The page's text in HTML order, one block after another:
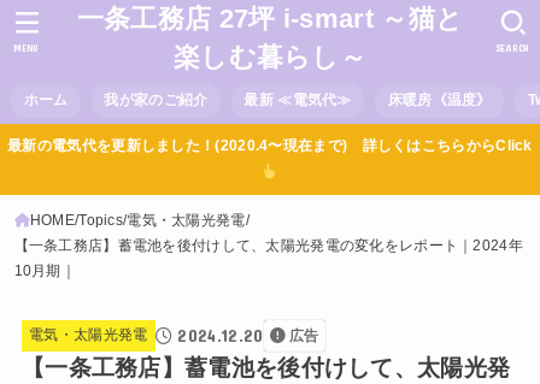
一条工務店 27坪 i-smart ～猫と
楽しむ暮らし～
ホーム 我が家のご紹介 最新 ≪電気代≫ 床暖房《温度》
SEARCH
MENU
最新の電気代を更新しました！(2020.4〜現在まで) 詳しくはこちらからClick
HOME Topics 電気・太陽光発電
【一条工務店】蓄電池を後付けして、太陽光発電の変化をレポート｜2024年
10月期｜
電気・太陽光発電 2024.12.20 広告
【一条工務店】蓄電池を後付けして、太陽光発